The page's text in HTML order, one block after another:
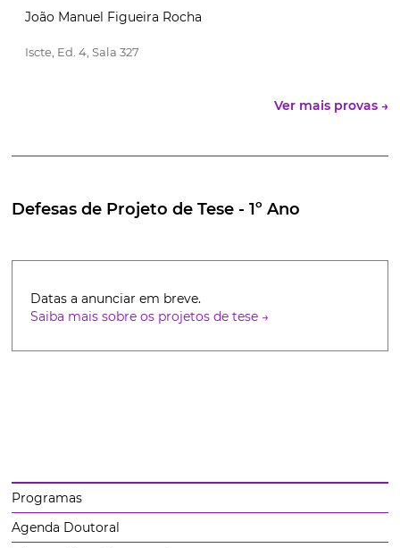
João Manuel Figueira Rocha
Iscte, Ed. 4, Sala 327
Ver mais provas →
Defesas de Projeto de Tese - 1º Ano
Datas a anunciar em breve.
Saiba mais sobre os projetos de tese →
Programas
Agenda Doutoral